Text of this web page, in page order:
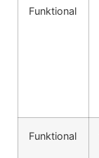
Funktional
Funktional